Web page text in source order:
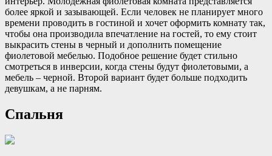
более яркой и зазывающей. Если человек не планирует много
времени проводить в гостиной и хочет оформить комнату так,
чтобы она производила впечатление на гостей, то ему стоит
выкрасить стены в черный и дополнить помещение
фиолетовой мебелью. Подобное решение будет стильно
смотреться в инверсии, когда стены будут фиолетовыми, а
мебель – черной. Второй вариант будет больше подходить
девушкам, а не парням.
Спальня